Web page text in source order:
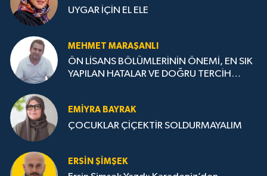
UYGAR İÇİN EL ELE
MEHMET MARAŞANLI
ÖN LİSANS BÖLÜMLERİNİN ÖNEMİ, EN SIK
YAPILAN HATALAR VE DOĞRU TERCİH
EMIYRA BAYRAK
ÇOCUKLAR ÇİÇEKTİR SOLDURMAYALIM
ERSIN ŞIMŞEK